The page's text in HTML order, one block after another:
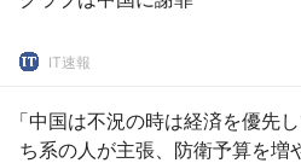
IT速報
「中国は不況の時は経済を優先
ち系の人が主張、防衛予算を増